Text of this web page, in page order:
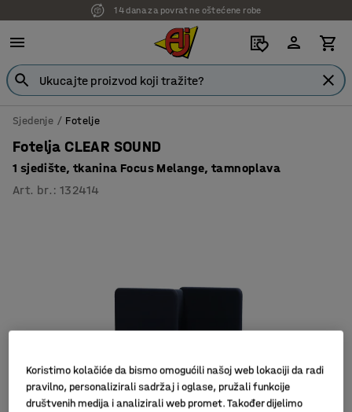
14 dana za povrat ne oštećene robe
Sjedenje Fotelje
Fotelja CLEAR SOUND
1 sjedište, tkanina Focus Melange, tamnoplava
Art. br. :132414
Koristimo kolačiće da bismo omogućili našoj web lokaciji da radi
pravilno, personalizirali sadržaj i oglase, pružali funkcije
društvenih medija i analizirali web promet. Također dijelimo